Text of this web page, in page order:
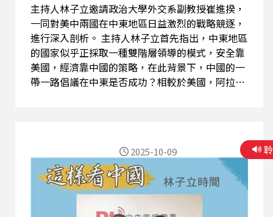
主持人林子立邀請政治大學外交系副教授崔進揆，
一同對美中兩國在中東地區日益激烈的戰略競逐，
進行深入剖析。 主持人林子立首先指出，中東地區
的國家似乎正採取一種雙階層領導的模式，安全靠
美國，經濟靠中國的策略，在此背景下，中國的一
帶一路倡議在中東是否成功？相較於美國，阿拉伯
著美國戰略重心轉向印太，其盟友對其安全承諾的
信賴度正悄悄變化，相較之下，中國則專注於經濟
層面的議題。崔進揆表示，中國憑藉其在5G通訊、
綠能科技等領域的優勢，使其成為中東地區不可或
缺的經濟夥伴，被視為發展機遇而非安全威脅。 而
關於「美以關係」與「美台關係」的異同？崔進揆
2025-10-09